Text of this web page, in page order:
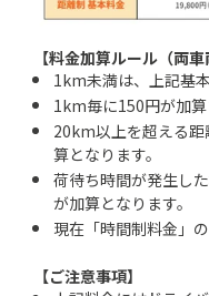
【料金加算ルール（両車
1km未満は、上記基
1km毎に150円が加算
20km以上を超える
算となります。
荷待ち時間が発生し
が加算となります。
現在「時間制料金」
【ご注意事項】